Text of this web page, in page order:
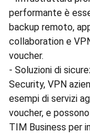
performante è
backup remoto,
collaboration e
voucher.
- Soluzioni di
Security, VPN
esempi di servizi
voucher, e
TIM Business per